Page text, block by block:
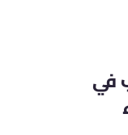
في